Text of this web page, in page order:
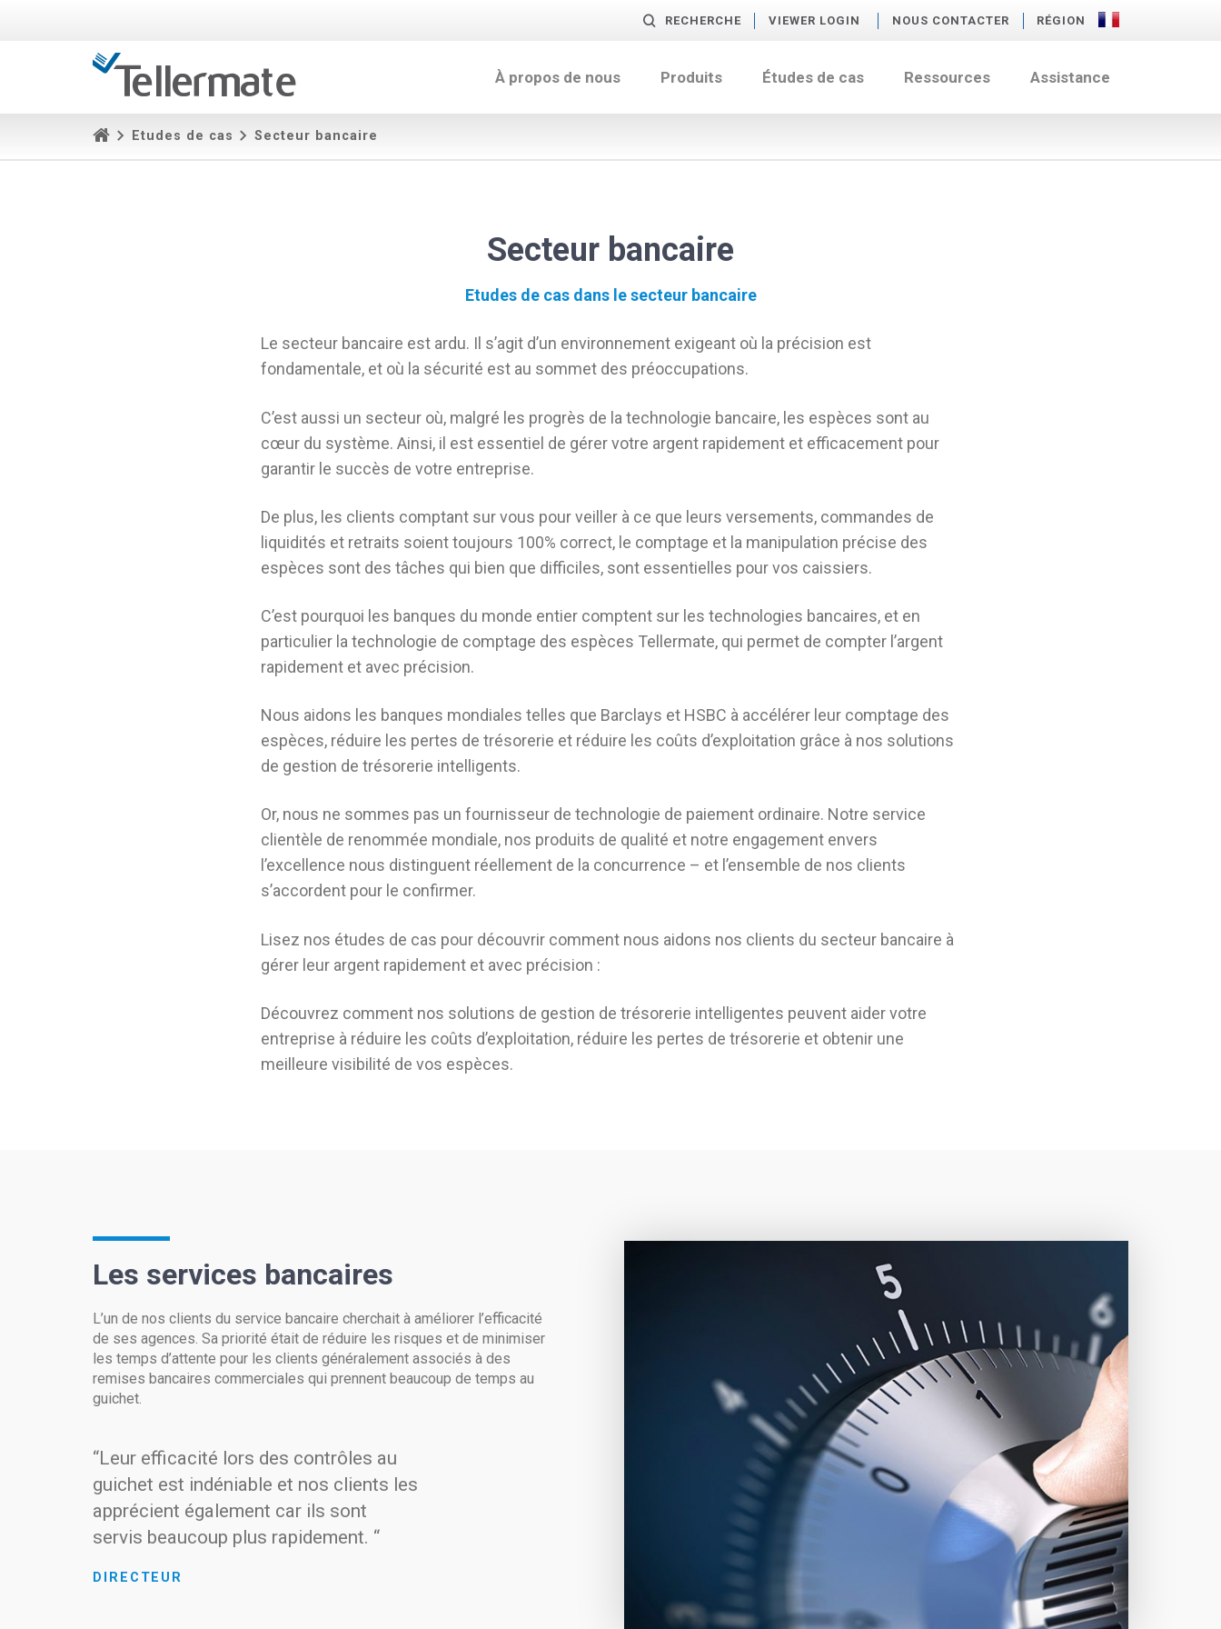
RECHERCHE VIEWER LOGIN NOUS CONTACTER RÉGION
À propos de nous Produits Études de cas Ressources Assistance
Etudes de cas Secteur bancaire
Secteur bancaire
Etudes de cas dans le secteur bancaire
Le secteur bancaire est ardu. Il s’agit d’un environnement exigeant où la précision est
fondamentale, et où la sécurité est au sommet des préoccupations.
C’est aussi un secteur où, malgré les progrès de la technologie bancaire, les espèces sont au
cœur du système. Ainsi, il est essentiel de gérer votre argent rapidement et efficacement pour
garantir le succès de votre entreprise.
De plus, les clients comptant sur vous pour veiller à ce que leurs versements, commandes de
liquidités et retraits soient toujours 100% correct, le comptage et la manipulation précise des
espèces sont des tâches qui bien que difficiles, sont essentielles pour vos caissiers.
C’est pourquoi les banques du monde entier comptent sur les technologies bancaires, et en
particulier la technologie de comptage des espèces Tellermate, qui permet de compter l’argent
rapidement et avec précision.
Nous aidons les banques mondiales telles que Barclays et HSBC à accélérer leur comptage des
espèces, réduire les pertes de trésorerie et réduire les coûts d’exploitation grâce à nos solutions
de gestion de trésorerie intelligents.
Or, nous ne sommes pas un fournisseur de technologie de paiement ordinaire. Notre service
clientèle de renommée mondiale, nos produits de qualité et notre engagement envers
l’excellence nous distinguent réellement de la concurrence – et l’ensemble de nos clients
s’accordent pour le confirmer.
Lisez nos études de cas pour découvrir comment nous aidons nos clients du secteur bancaire à
gérer leur argent rapidement et avec précision :
Découvrez comment nos solutions de gestion de trésorerie intelligentes peuvent aider votre
entreprise à réduire les coûts d’exploitation, réduire les pertes de trésorerie et obtenir une
meilleure visibilité de vos espèces.
Les services bancaires
L’un de nos clients du service bancaire cherchait à améliorer l’efficacité
de ses agences. Sa priorité était de réduire les risques et de minimiser
les temps d’attente pour les clients généralement associés à des
remises bancaires commerciales qui prennent beaucoup de temps au
guichet.
“Leur efficacité lors des contrôles au
guichet est indéniable et nos clients les
apprécient également car ils sont
servis beaucoup plus rapidement. “
DIRECTEUR